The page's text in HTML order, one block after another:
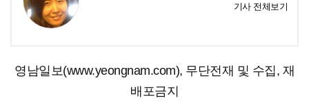
기사 전체보기
영남일보(www.yeongnam.com), 무단전재 및 수집, 재
배포금지